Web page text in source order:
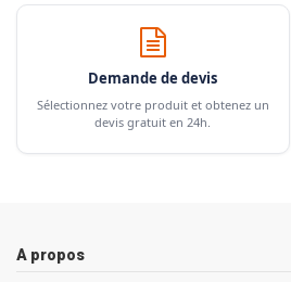
Demande de devis
Sélectionnez votre produit et obtenez un
devis gratuit en 24h.
A propos